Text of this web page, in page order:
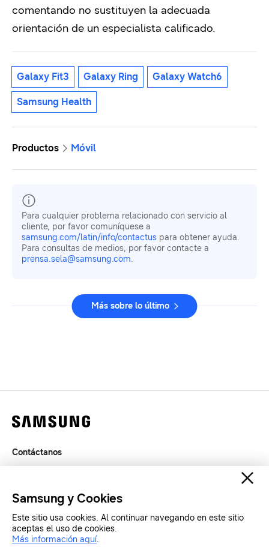
comentando no sustituyen la adecuada
orientación de un especialista calificado.
Galaxy Fit3 Galaxy Ring Galaxy Watch6
Samsung Health
Productos Móvil
Para cualquier problema relacionado con servicio al
cliente, por favor comuníquese a
samsung.com/latin/info/contactus para obtener ayuda.
Para consultas de medios, por favor contacte a
prensa.sela@samsung.com.
Más sobre lo último
Contáctanos
SAMSUNG.COM
Copyright© SAMSUNG All Rights Reserved.
Samsung y Cookies
Este sitio usa cookies. Al continuar navegando en este sitio
aceptas el uso de cookies.
Más información aquí.